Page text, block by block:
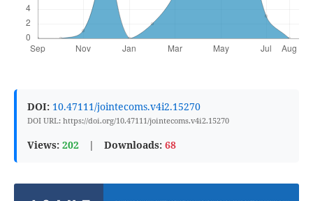
DOI: 10.47111/jointecoms.v4i2.15270
DOI URL: https://doi.org/10.47111/jointecoms.v4i2.15270
Views: 202 | Downloads: 68